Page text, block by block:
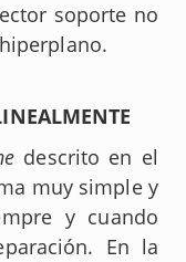
soporte no
descrito en el
muy simple y
y cuando
En la